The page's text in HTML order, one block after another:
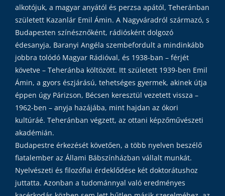
alkotójuk, a magyar anyától és perzsa apától, Teheránban
született Kazanlár Emil Ámin. A Nagyváradról származó, s
Budapesten színésznőként, rádiósként dolgozó
édesanyja, Baranyi Angéla szembefordult a mindinkább
jobbra tolódó Magyar Rádióval, és 1938-ban – férjét
követve – Teheránba költözött. Itt született 1939-ben Emil
Ámin, a gyors észjárású, tehetséges gyermek, akinek útja
éppen úgy Párizson, Bécsen keresztül vezetett vissza –
1962-ben – anyja hazájába, mint hajdan az ókori
kultúráé. Teheránban végzett, az ottani képzőművészeti
akadémián.
Budapestre érkezését követően, a több nyelven beszélő
fiatalember az Állami Bábszínházban vállalt munkát.
Nyelvészeti és filozófiai érdeklődése két doktorátushoz
juttatta. Azonban a tudománnyal való eredményes